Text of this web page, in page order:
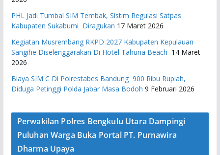
PHL Jadi Tumbal SIM Tembak, Sistim Regulasi Satpas
Kabupaten Sukabumi Diragukan 17 Maret 2026
Kegiatan Musrembang RKPD 2027 ​Kabupaten Kepulauan
Sangihe Diselenggarakan Di Hotel Tahuna Beach 14 Maret
2026
Biaya SIM C Di Polrestabes Bandung 900 Ribu Rupiah,
Diduga Petinggi Polda Jabar Masa Bodoh 9 Februari 2026
Perwakilan Polres Bengkulu Utara Dampingi
Puluhan Warga Buka Portal PT. Purnawira
Dharma Upaya